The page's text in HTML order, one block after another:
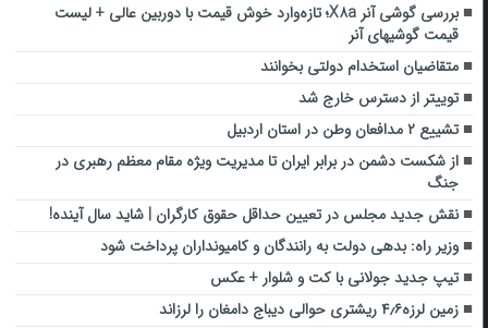
بررسی گوشی آنر X۸a؛ تازه‌وارد خوش قیمت با دوربین عالی + لیست
قیمت گوشی‎های آنر
متقاضیان استخدام دولتی بخوانند
توییتر از دسترس خارج شد
تشییع ۲ مدافعان وطن در استان اردبیل
از شکست دشمن در برابر ایران تا مدیریت ویژه مقام معظم رهبری در
جنگ
نقش جدید مجلس در تعیین حداقل حقوق کارگران | شاید سال آینده!
وزیر راه: بدهی دولت به رانندگان و کامیونداران پرداخت شود
تیپ جدید جولانی با کت و شلوار + عکس
زمین لرزه۴٫۶ ریشتری حوالی دیباج دامغان را لرزاند